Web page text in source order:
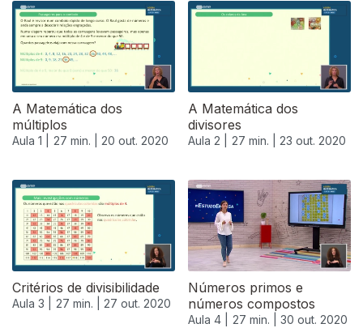
A Matemática dos
múltiplos
Aula 1 | 27 min. | 20 out. 2020
A Matemática dos
divisores
Aula 2 | 27 min. | 23 out. 2020
Critérios de divisibilidade
Aula 3 | 27 min. | 27 out. 2020
Números primos e
números compostos
Aula 4 | 27 min. | 30 out. 2020